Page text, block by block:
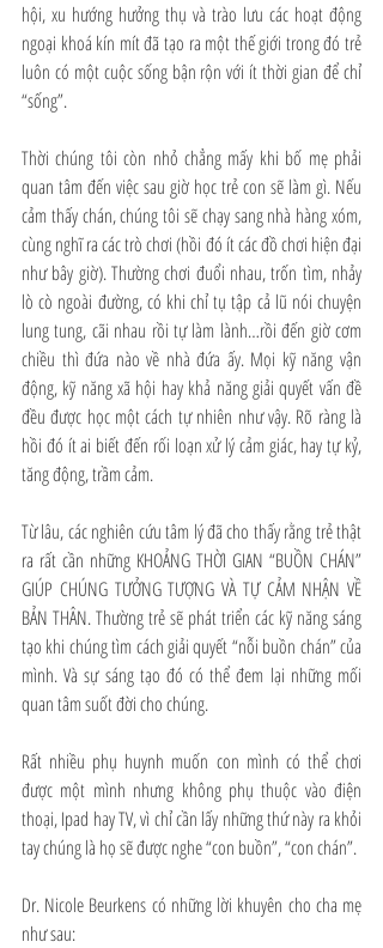
hội, xu hướng hưởng thụ và trào lưu các hoạt động
ngoại khoá kín mít đã tạo ra một thế giới trong đó trẻ
luôn có một cuộc sống bận rộn với ít thời gian để chỉ
“sống”.
Thời chúng tôi còn nhỏ chẳng mấy khi bố mẹ phải
quan tâm đến việc sau giờ học trẻ con sẽ làm gì. Nếu
cảm thấy chán, chúng tôi sẽ chạy sang nhà hàng xóm,
cùng nghĩ ra các trò chơi (hồi đó ít các đồ chơi hiện đại
như bây giờ). Thường chơi đuổi nhau, trốn tìm, nhảy
lò cò ngoài đường, có khi chỉ tụ tập cả lũ nói chuyện
lung tung, cãi nhau rồi tự làm lành…rồi đến giờ cơm
chiều thì đứa nào về nhà đứa ấy. Mọi kỹ năng vận
động, kỹ năng xã hội hay khả năng giải quyết vấn đề
đều được học một cách tự nhiên như vậy. Rõ ràng là
hồi đó ít ai biết đến rối loạn xử lý cảm giác, hay tự kỷ,
tăng động, trầm cảm.
Từ lâu, các nghiên cứu tâm lý đã cho thấy rằng trẻ thật
ra rất cần những KHOẢNG THỜI GIAN “BUỒN CHÁN”
GIÚP CHÚNG TƯỞNG TƯỢNG VÀ TỰ CẢM NHẬN VỀ
BẢN THÂN. Thường trẻ sẽ phát triển các kỹ năng sáng
tạo khi chúng tìm cách giải quyết “nỗi buồn chán” của
mình. Và sự sáng tạo đó có thể đem lại những mối
quan tâm suốt đời cho chúng.
Rất nhiều phụ huynh muốn con mình có thể chơi
được một mình nhưng không phụ thuộc vào điện
thoại, Ipad hay TV, vì chỉ cần lấy những thứ này ra khỏi
tay chúng là họ sẽ được nghe “con buồn”, “con chán”.
Dr. Nicole Beurkens có những lời khuyên cho cha mẹ
như sau: